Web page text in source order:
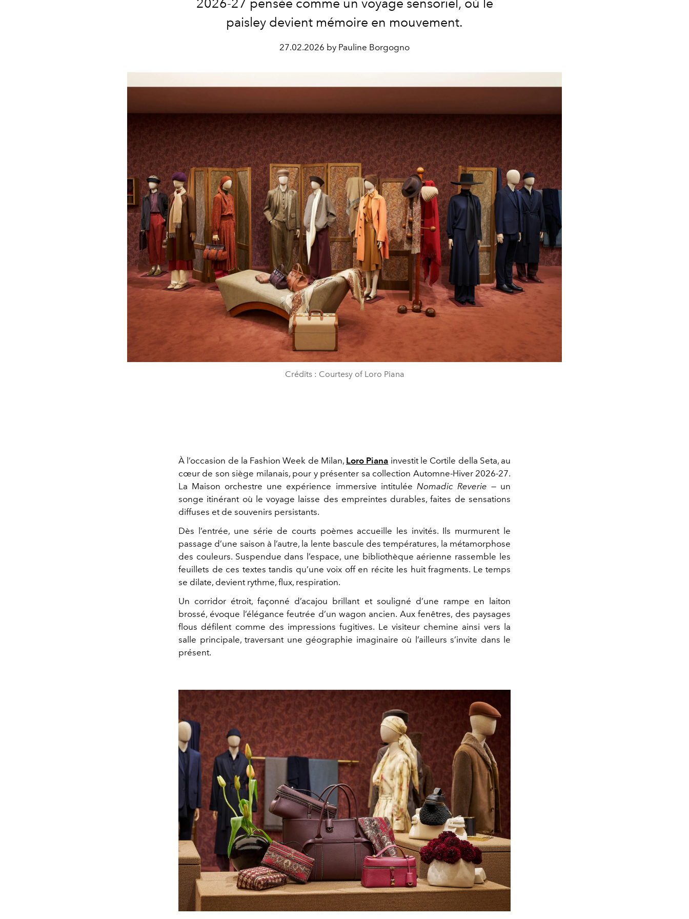
2026-27 pensée comme un voyage sensoriel, où le
paisley devient mémoire en mouvement.
27.02.2026 by Pauline Borgogno
Crédits : Courtesy of Loro Piana
À l’occasion de la Fashion Week de Milan, Loro Piana investit le Cortile della Seta, au
cœur de son siège milanais, pour y présenter sa collection Automne-Hiver 2026-27.
La Maison orchestre une expérience immersive intitulée Nomadic Reverie — un
songe itinérant où le voyage laisse des empreintes durables, faites de sensations
diffuses et de souvenirs persistants.
Dès l’entrée, une série de courts poèmes accueille les invités. Ils murmurent le
passage d’une saison à l’autre, la lente bascule des températures, la métamorphose
des couleurs. Suspendue dans l’espace, une bibliothèque aérienne rassemble les
feuillets de ces textes tandis qu’une voix off en récite les huit fragments. Le temps
se dilate, devient rythme, flux, respiration.
Un corridor étroit, façonné d’acajou brillant et souligné d’une rampe en laiton
brossé, évoque l’élégance feutrée d’un wagon ancien. Aux fenêtres, des paysages
flous défilent comme des impressions fugitives. Le visiteur chemine ainsi vers la
salle principale, traversant une géographie imaginaire où l’ailleurs s’invite dans le
présent.